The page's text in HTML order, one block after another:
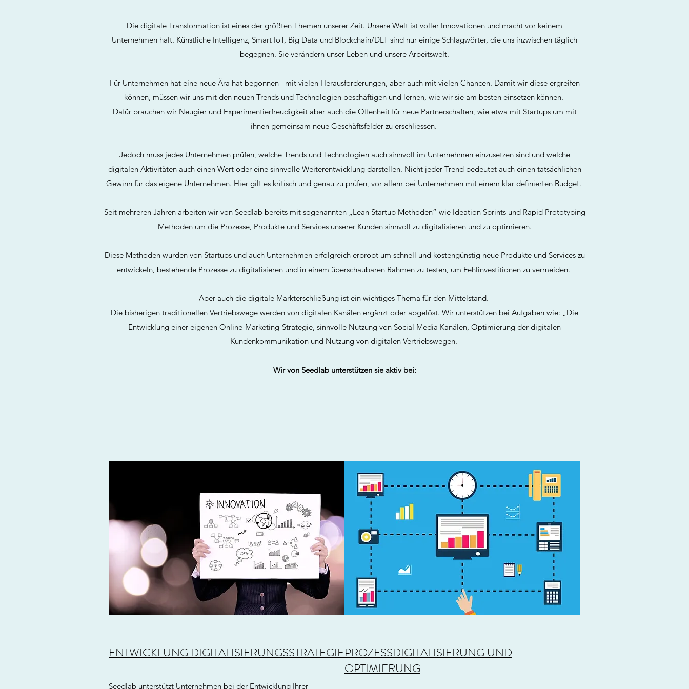
Die digitale Transformation ist eines der größten Themen unserer Zeit. Unsere Welt ist voller Innovationen und macht vor keinem
Unternehmen halt. Künstliche Intelligenz, Smart IoT, Big Data und Blockchain/DLT sind nur einige Schlagwörter, die uns inzwischen täglich
begegnen. Sie verändern unser Leben und unsere Arbeitswelt.
Für Unternehmen hat eine neue Ära hat begonnen –mit vielen Herausforderungen, aber auch mit vielen Chancen. Damit wir diese ergreifen
können, müssen wir uns mit den neuen Trends und Technologien beschäftigen und lernen, wie wir sie am besten einsetzen können.
Dafür brauchen wir Neugier und Experimentierfreudigkeit aber auch die Offenheit für neue Partnerschaften, wie etwa mit Startups um mit
ihnen gemeinsam neue Geschäftsfelder zu erschliessen.
Jedoch muss jedes Unternehmen prüfen, welche Trends und Technologien auch sinnvoll im Unternehmen einzusetzen sind und welche
digitalen Aktivitäten auch einen Wert oder eine sinnvolle Weiterentwicklung darstellen. Nicht jeder Trend bedeutet auch einen tatsächlichen
Gewinn für das eigene Unternehmen. Hier gilt es kritisch und genau zu prüfen, vor allem bei Unternehmen mit einem klar definierten Budget.
Seit mehreren Jahren arbeiten wir von Seedlab bereits mit sogenannten „Lean Startup Methoden“ wie Ideation Sprints und Rapid Prototyping
Methoden um die Prozesse, Produkte und Services unserer Kunden sinnvoll zu digitalisieren und zu optimieren.
Diese Methoden wurden von Startups und auch Unternehmen erfolgreich erprobt um schnell und kostengünstig neue Produkte und Services zu
entwickeln, bestehende Prozesse zu digitalisieren und in einem überschaubaren Rahmen zu testen, um Fehlinvestitionen zu vermeiden.
Aber auch die digitale Markterschließung ist ein wichtiges Thema für den Mittelstand.
Die bisherigen traditionellen Vertriebswege werden von digitalen Kanälen ergänzt oder abgelöst. Wir unterstützen bei Aufgaben wie: „Die
Entwicklung einer eigenen Online-Marketing-Strategie, sinnvolle Nutzung von Social Media Kanälen, Optimierung der digitalen
Kundenkommunikation und Nutzung von digitalen Vertriebswegen.
Wir von Seedlab unterstützen sie aktiv bei:
ENTWICKLUNG DIGITALISIERUNGSSTRATEGIE
Seedlab unterstützt Unternehmen bei der Entwicklung Ihrer
PROZESSDIGITALISIERUNG UND
OPTIMIERUNG